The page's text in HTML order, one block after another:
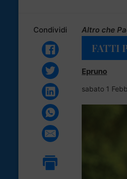
Condividi Altro che
FATTI
Epruno
sabato 1